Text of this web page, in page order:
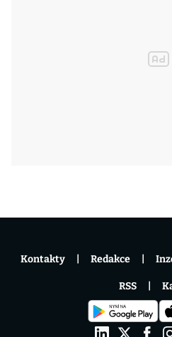
Kontakty Redakce
RSS